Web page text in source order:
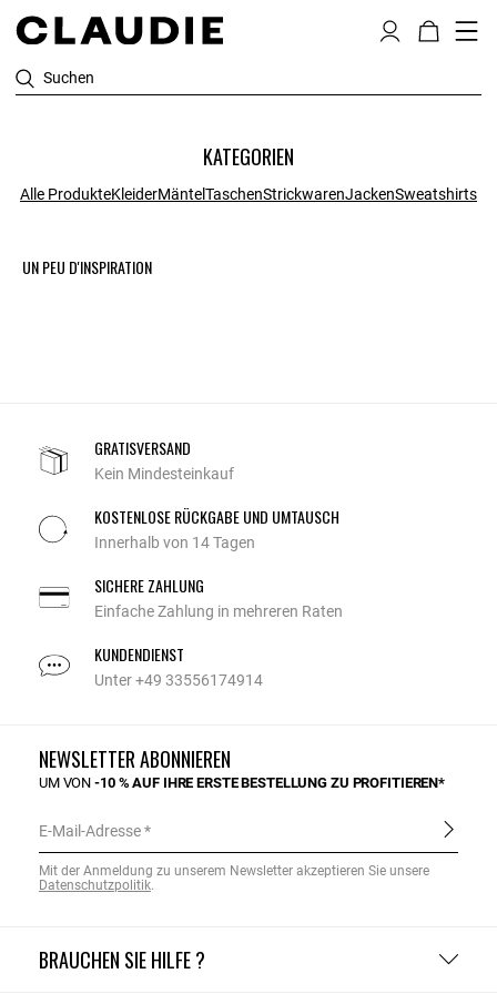
Suchen
KATEGORIEN
Alle ProdukteKleiderMäntelTaschenStrickwarenJackenSweatshirts
UN PEU D'INSPIRATION
GRATISVERSAND
Kein Mindesteinkauf
KOSTENLOSE RÜCKGABE UND UMTAUSCH
Innerhalb von 14 Tagen
SICHERE ZAHLUNG
Einfache Zahlung in mehreren Raten
KUNDENDIENST
Unter +49 33556174914
BRAUCHEN SIE HILFE ?
NEWSLETTER ABONNIEREN
UM VON-10 % AUF IHRE ERSTE BESTELLUNG ZU PROFITIEREN*
E-Mail-Adresse
Mit der Anmeldung zu unserem Newsletter akzeptieren Sie unsere
Datenschutzpolitik.